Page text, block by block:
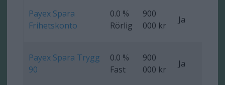
Payex Spara
Frihetskonto
0.0 %
Rörlig
900
000 kr
Ja
Payex Spara Trygg
90
0.0 %
Fast
900
000 kr
Ja